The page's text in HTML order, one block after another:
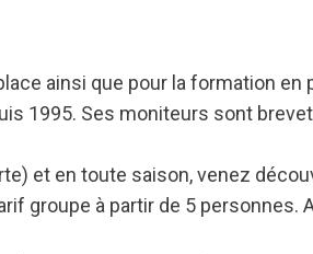
ainsi que pour la formation en
1995. Ses moniteurs sont
et en toute saison, venez
groupe à partir de 5 personnes.